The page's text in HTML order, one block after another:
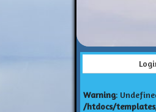
Warning:
/htdocs/